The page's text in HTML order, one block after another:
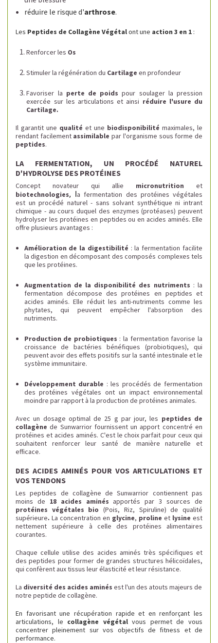
réduire le risque d'arthrose.
Les Peptides de Collagène Végétalont une action 3 en 1 :
Renforcer les Os
Stimuler la régénération du Cartilage en profondeur
Favoriser la perte de poidspour soulager la pression
exercée sur les articulations et ainsi réduire l'usure du
Cartilage.
Il garantit une qualité et une biodisponibilité maximales, le
rendant facilement assimilable par l'organisme sous forme de
peptides.
LA FERMENTATION, UN PROCÉDÉ NATUREL
D'HYDROLYSE DES PROTÉINES
Concept novateur qui allie micronutrition et
biotechnologies, la fermentation des protéines végétales
est un procédé naturel - sans solvant synthétique ni intrant
chimique - au cours duquel des enzymes (protéases) peuvent
hydrolyser les protéines en peptides ou en acides aminés. Elle
offre plusieurs avantages :
Amélioration de la digestibilité : la fermentation facilite
la digestion en décomposant des composés complexes tels
que les protéines.
Augmentation de la disponibilité des nutriments : la
fermentation décompose des protéines en peptides et
acides aminés. Elle réduit les anti-nutriments comme les
phytates, qui peuvent empêcher l'absorption des
nutriments.
Production de probiotiques : la fermentation favorise la
croissance de bactéries bénéfiques (probiotiques), qui
peuvent avoir des effets positifs sur la santé intestinale et le
système immunitaire.
Développement durable : les procédés de fermentation
des protéines végétales ont un impact environnemental
moindre par rapport à la production de protéines animales.
Avec un dosage optimal de 25 g par jour, les peptides de
collagène de Sunwarrior fournissent un apport concentré en
protéines et acides aminés. C'est le choix parfait pour ceux qui
souhaitent renforcer leur santé de manière naturelle et
efficace.
DES ACIDES AMINÉS POUR VOS ARTICULATIONS ET
VOS TENDONS
Les peptides de collagène de Sunwarrior contiennent pas
moins de 18 acides aminés apportés par 3 sources de
protéines végétales bio (Pois, Riz, Spiruline) de qualité
supérieure. La concentration en glycine, proline et lysine est
nettement supérieure à celle des protéines alimentaires
courantes.
Chaque cellule utilise des acides aminés très spécifiques et
des peptides pour former de grandes structures hélicoïdales,
qui confèrent aux tissus leur élasticité et leur résistance.
La diversité des acides aminés est l'un des atouts majeurs de
notre peptide de collagène.
En favorisant une récupération rapide et en renforçant les
articulations, le collagène végétalvous permet de vous
concentrer pleinement sur vos objectifs de fitness et de
performance.